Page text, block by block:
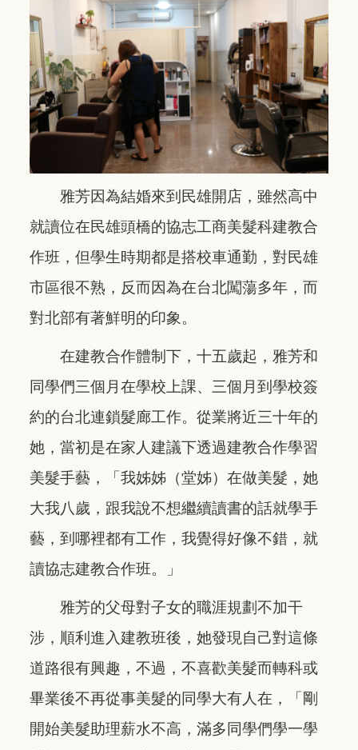
雅芳因為結婚來到民雄開店，雖然高中
就讀位在民雄頭橋的協志工商美髮科建教合
作班，但學生時期都是搭校車通勤，對民雄
市區很不熟，反而因為在台北闖蕩多年，而
對北部有著鮮明的印象。
在建教合作體制下，十五歲起，雅芳和
同學們三個月在學校上課、三個月到學校簽
約的台北連鎖髮廊工作。從業將近三十年的
她，當初是在家人建議下透過建教合作學習
美髮手藝，「我姊姊（堂姊）在做美髮，她
大我八歲，跟我說不想繼續讀書的話就學手
藝，到哪裡都有工作，我覺得好像不錯，就
讀協志建教合作班。」
雅芳的父母對子女的職涯規劃不加干
涉，順利進入建教班後，她發現自己對這條
道路很有興趣，不過，不喜歡美髮而轉科或
畢業後不再從事美髮的同學大有人在，「剛
開始美髮助理薪水不高，滿多同學們學一學